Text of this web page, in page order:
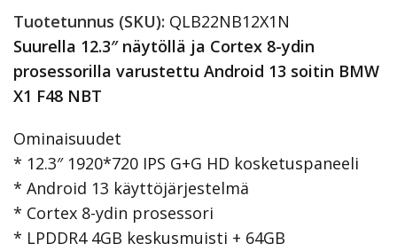
Tuotetunnus (SKU): QLB22NB12X1N
Suurella 12.3″ näytöllä ja Cortex 8-ydin
prosessorilla varustettu Android 13 soitin BMW
X1 F48 NBT
Ominaisuudet
* 12.3″ 1920*720 IPS G+G HD kosketuspaneeli
* Android 13 käyttöjärjestelmä
* Cortex 8-ydin prosessori
* LPDDR4 4GB keskusmuisti + 64GB